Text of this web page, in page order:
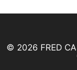
© 2026 FRED